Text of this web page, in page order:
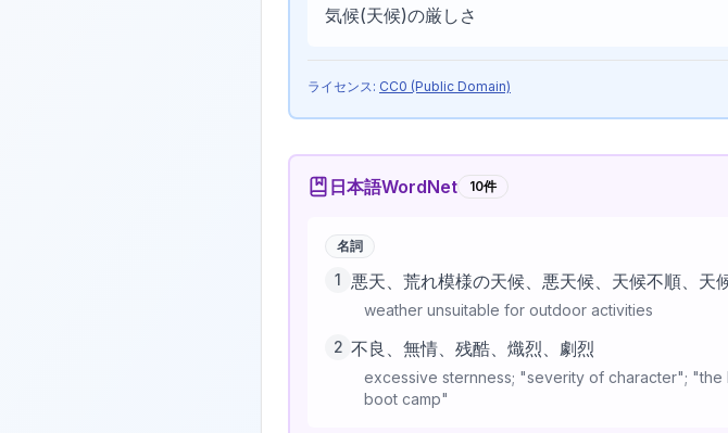
気候(天候)の厳しさ
ライセンス: CC0 (Public Domain)
日本語WordNet 10件
名詞
1 悪天、荒れ模様の天候、悪天候、天候不順、天
weather unsuitable for outdoor activities
2 不良、無情、残酷、熾烈、劇烈
excessive sternness; "severity of character"; "the
boot camp"